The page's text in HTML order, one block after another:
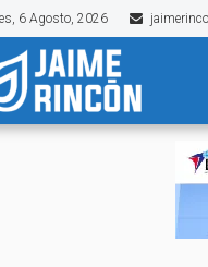
6 Agosto, 2026